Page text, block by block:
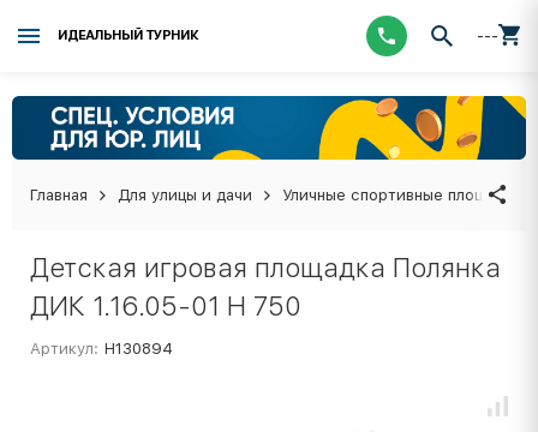
ИДЕАЛЬНЫЙ ТУРНИК ---
Главная Для улицы и дачи Уличные спортивные площадки
Детская игровая площадка Полянка
ДИК 1.16.05-01 Н 750
Артикул: Н130894